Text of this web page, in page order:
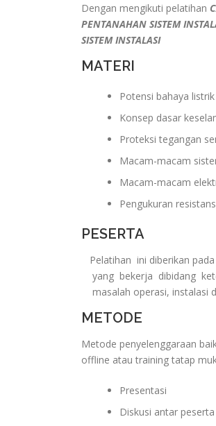
Dengan mengikuti pelatihan
PENTANAHAN SISTEM
SISTEM INSTALASI
MATERI
Potensi bahaya listrik
Konsep dasar
Proteksi tegangan
Macam-macam
Macam-macam
Pengukuran
PESERTA
Pelatihan ini diberikan
yang bekerja dibidang
masalah operasi, instalasi
METODE
Metode penyelenggaraan
offline atau training tatap
Presentasi
Diskusi antar peserta